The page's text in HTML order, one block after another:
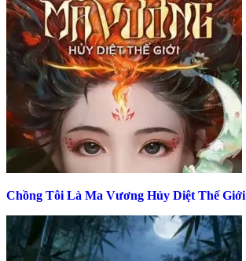
Chồng Tôi Là Ma Vương Hủy Diệt Thế Giới